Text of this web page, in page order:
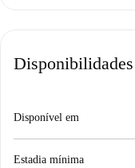
Disponibilidades
Disponível em
Estadia mínima